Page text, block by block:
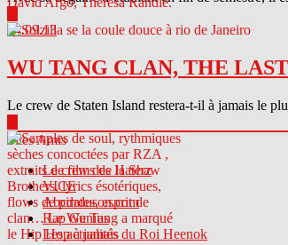
04.09.13
WU TANG CLAN, THE
Le crew de Staten Island restera-t-il à jamais le
Sites Amis
Le crew des Haterz
VICE
Abcdrduson.com
Rap Genius
Les actualités du Roi Heenok